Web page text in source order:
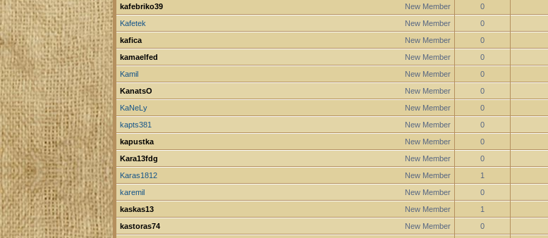
New Member
kafebriko39 0
New Member
Kafetek 0
New Member
kafica 0
New Member
kamaelfed 0
New Member
Kamil 0
New Member
KanatsO 0
New Member
KaNeLy 0
New Member
kapts381 0
New Member
kapustka 0
New Member
Kara13fdg 0
New Member
Karas1812 1
New Member
karemil 0
New Member
kaskas13 1
New Member
kastoras74 0